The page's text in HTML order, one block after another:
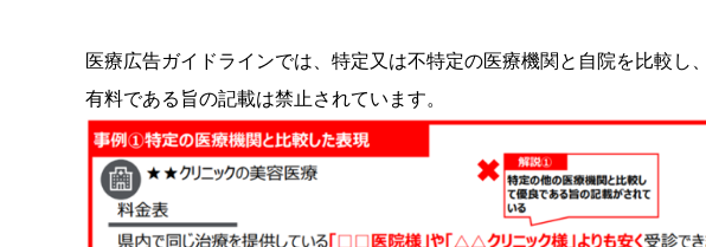
医療広告ガイドラインでは、特定又は不特定の医療機関と自院を比較し
有料である旨の記載は禁止されています。